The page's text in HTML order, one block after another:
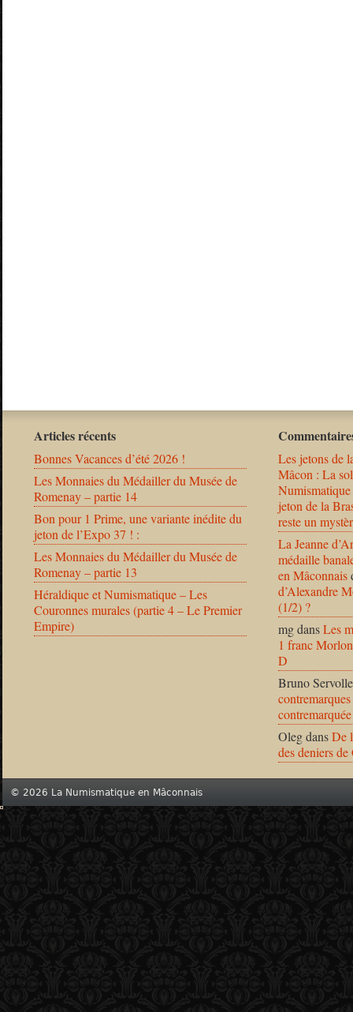
Articles récents
Bonnes Vacances d’été 2026 !
Les Monnaies du Médailler du Musée de
Romenay – partie 14
Bon pour 1 Prime, une variante inédite du
jeton de l’Expo 37 ! :
Les Monnaies du Médailler du Musée de
Romenay – partie 13
Héraldique et Numismatique – Les
Couronnes murales (partie 4 – Le Premier
Empire)
Les jetons de
Mâcon : La
jeton de la
reste un
La Jeanne
médaille
en Mâconnais
d’Alexandre
(1/2) ?
mgdansLes
1 franc
D
Bruno Servolle
OlegdansDe
des deniers
© 2026 La Numismatique en Mâconnais